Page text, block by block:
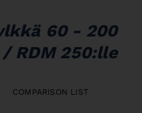
60 - 200
RDM 250:lle
COMPARISON LIST